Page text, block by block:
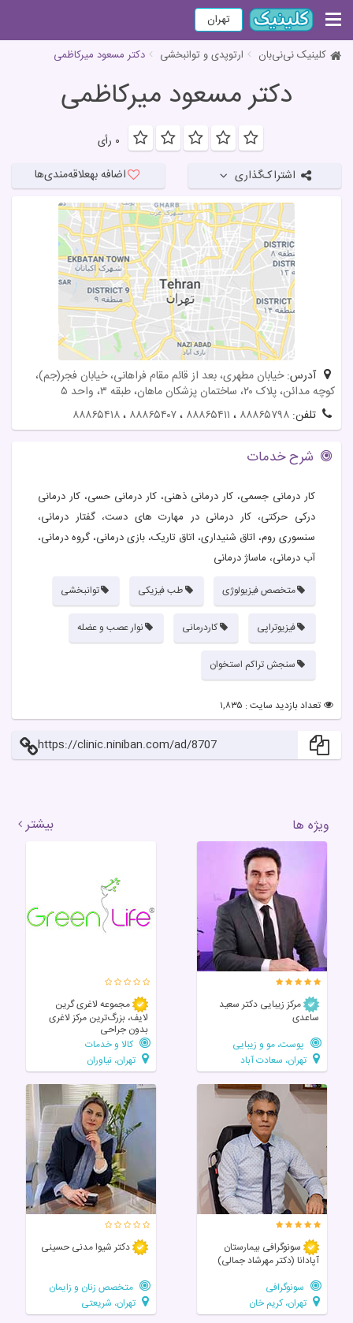
تهران
کلینیک نی‌نی‌بان ارتوپدی و توانبخشی دکتر مسعود میرکاظمی
دکتر مسعود میرکاظمی
۰ رأی
اشتراک‌گذاری اضافه بهعلاقه‌مندی‌ها
آدرس:خیابان مطهری، بعد از قائم مقام فراهانی، خیابان فجر(جم)،
کوچه مدائن، پلاک ۲۰، ساختمان پزشکان ماهان، طبقه ۳، واحد ۵
تلفن: ۸۸۸۶۵۷۹۸ ، ۸۸۸۶۵۴۱۱ ،۸۸۸۶۵۴۰۷ ،۸۸۸۶۵۴۱۸
شرح خدمات
کار درمانی جسمی، کار درمانی ذهنی، کار درمانی حسی، کار درمانی
درکی حرکتی، کار درمانی در مهارت های دست، گفتار درمانی،
سنسوری روم، اتاق شنیداری، اتاق تاریک، بازی درمانی، گروه درمانی،
آب درمانی، ماساژ درمانی
متخصص فیزیولوژی طب فیزیکی توانبخشی
فیزیوتراپی کاردرمانی نوار عصب و عضله
سنجش تراکم استخوان
تعداد بازدید سایت : ۱,۸۳۵
https://clinic.niniban.com/ad/8707
ویژه ها بیشتر
مرکز زیبایی دکتر سعید
ساعدی
پوست، مو و زیبایی
تهران، سعادت آباد
مجموعه لاغری گرین
لایف، بزرگ‌ترین مرکز لاغری
بدون جراحی
کالا و خدمات
تهران، نیاوران
سونوگرافی بیمارستان
آپادانا (دکتر مهرشاد جمالی)
سونوگرافی
تهران، کریم خان
دکتر شیوا مدنی حسینی
متخصص زنان و زایمان
تهران، شریعتی